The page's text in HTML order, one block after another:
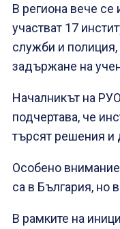
В региона вече
участват 17
служби и
задържане на
Началникът на
подчертава, че
търсят решения и
Особено внимание
са в България, но
В рамките на